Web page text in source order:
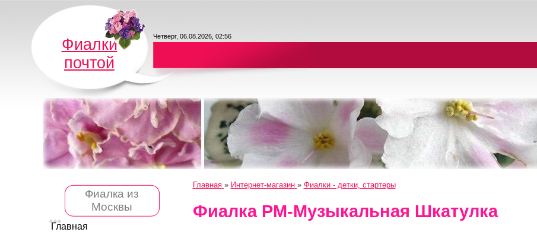
Фиалки
почтой
Четверг, 06.08.2026, 02:56
Фиалка из
Москвы
Главная
Главная » Интернет-магазин » Фиалки - детки, стартеры
Фиалка РМ-Музыкальная Шкатулка